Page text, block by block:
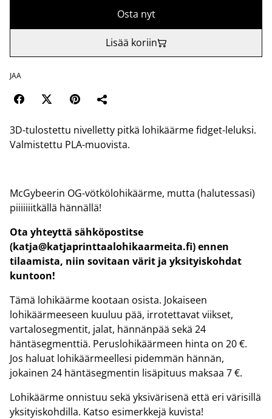
Osta nyt
Lisää koriin
JAA
3D-tulostettu nivelletty pitkä lohikäärme fidget-leluksi.
Valmistettu PLA-muovista.
McGybeerin OG-vötkölohikäärme, mutta (halutessasi)
piiiiiiitkällä hännällä!
Ota yhteyttä sähköpostitse
(katja@katjaprinttaalohikaarmeita.fi) ennen
tilaamista, niin sovitaan värit ja yksityiskohdat
kuntoon!
Tämä lohikäärme kootaan osista. Jokaiseen
lohikäärmeeseen kuuluu pää, irrotettavat viikset,
vartalosegmentit, jalat, hännänpää sekä 24
häntäsegmenttiä. Peruslohikäärmeen hinta on 20 €.
Jos haluat lohikäärmeellesi pidemmän hännän,
jokainen 24 häntäsegmentin lisäpituus maksaa 7 €.
Lohikäärme onnistuu sekä yksivärisenä että eri värisillä
yksityiskohdilla. Katso esimerkkejä kuvista!